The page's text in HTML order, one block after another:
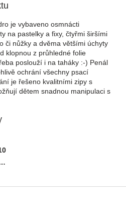
je vybaveno osmnácti
na pastelky a fixy, čtyřmi širšími
či nůžky a dvěma většími úchyty
klopnou z průhledné folie
poslouží i na taháky :-) Penál
ochrání všechny psací
je řešeno kvalitními zipy s
dětem snadnou manipulaci s